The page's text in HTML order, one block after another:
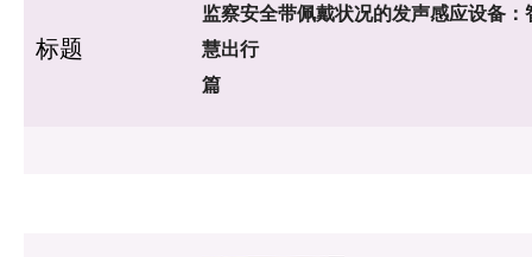
标题
监察安全带佩戴状况的发声感应设备：
慧出行
篇